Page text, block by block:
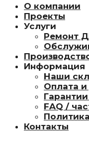
О компании
Проекты
Услуги
Ремонт
Информация
Наши
Оплата и
FAQ /
Контакты